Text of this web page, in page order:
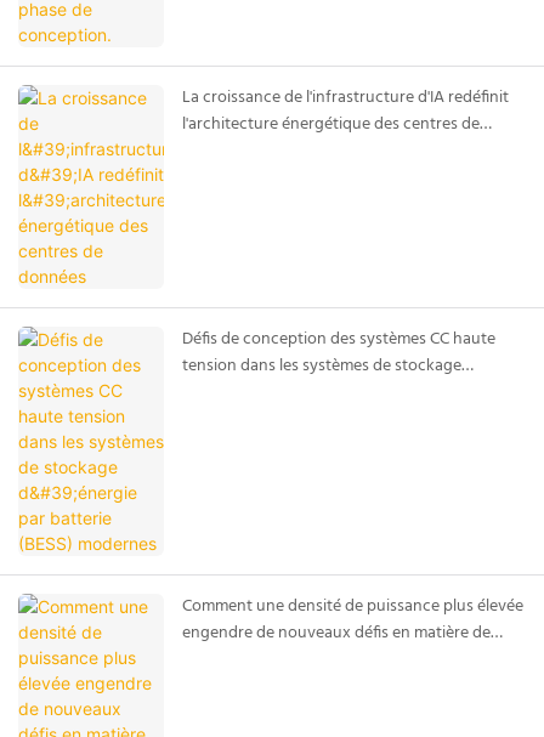
La croissance de l'infrastructure d'IA redéfinit
l'architecture énergétique des centres de
Défis de conception des systèmes CC haute
tension dans les systèmes de stockage
Comment une densité de puissance plus élevée
engendre de nouveaux défis en matière de